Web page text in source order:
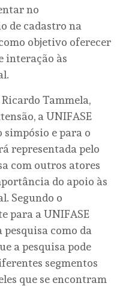
no
de cadastro na
objetivo oferecer
interação às
Tammela,
a UNIFASE
simpósio e para o
representada pelo
com outros atores
do apoio às
Segundo o
para a UNIFASE
como da
a pesquisa pode
segmentos
que se encontram